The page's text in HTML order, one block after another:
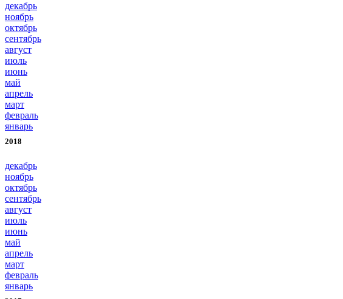
декабрь
ноябрь
октябрь
сентябрь
август
июль
июнь
май
апрель
март
февраль
январь
2018
декабрь
ноябрь
октябрь
сентябрь
август
июль
июнь
май
апрель
март
февраль
январь